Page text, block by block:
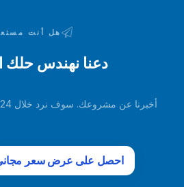
هل أنت
دعنا نهندس حلك
أخبرنا عن مشروعك. سوف نرد خلال 24 ساعة — دون أي التزام.
احصل على عرض سعر